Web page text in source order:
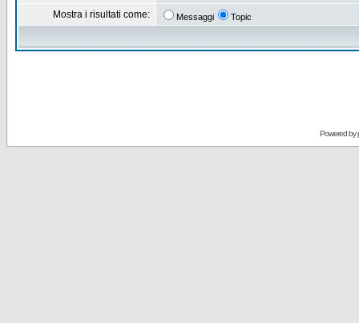
Mostra i risultati come: Messaggi Topic
Powered by